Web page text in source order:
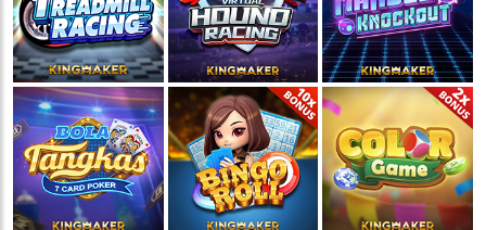
💵
💵
💵
💵
🧨
🧨
🧨
🧨
🪭
🪭
🪭
🪭